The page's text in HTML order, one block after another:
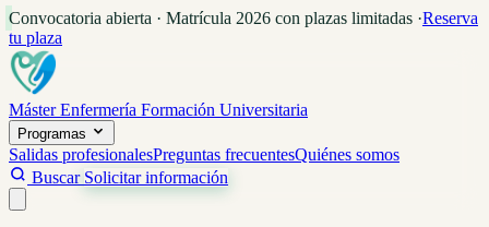
Convocatoria abierta · Matrícula 2026 con plazas limitadas ·Reserva
tu plaza
Máster Enfermería Formación Universitaria
Programas
Salidas profesionalesPreguntas frecuentesQuiénes somos
Buscar Solicitar información